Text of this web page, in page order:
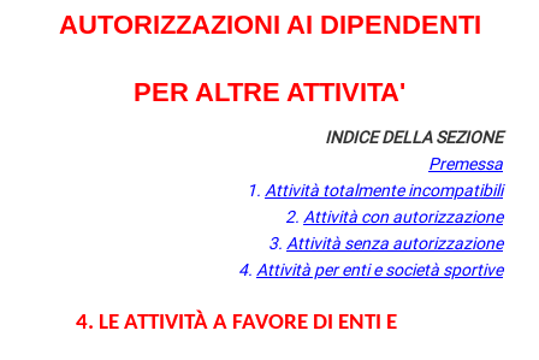
AUTORIZZAZIONI AI DIPENDENTI
PER ALTRE ATTIVITA'
INDICE DELLA SEZIONE
Premessa
1. Attività totalmente incompatibili
2. Attività con autorizzazione
3. Attività senza autorizzazione
4. Attività per enti e società sportive
4. LE ATTIVITÀ A FAVORE DI ENTI E